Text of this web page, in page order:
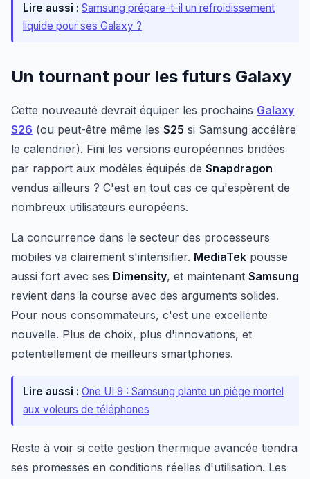
Lire aussi : Samsung prépare-t-il un refroidissement
liquide pour ses Galaxy ?
Un tournant pour les futurs Galaxy
Cette nouveauté devrait équiper les prochains Galaxy
S26 (ou peut-être même les S25 si Samsung accélère
le calendrier). Fini les versions européennes bridées
par rapport aux modèles équipés de Snapdragon
vendus ailleurs ? C'est en tout cas ce qu'espèrent de
nombreux utilisateurs européens.
La concurrence dans le secteur des processeurs
mobiles va clairement s'intensifier. MediaTek pousse
aussi fort avec ses Dimensity, et maintenant Samsung
revient dans la course avec des arguments solides.
Pour nous consommateurs, c'est une excellente
nouvelle. Plus de choix, plus d'innovations, et
potentiellement de meilleurs smartphones.
Lire aussi : One UI 9 : Samsung plante un piège mortel
aux voleurs de téléphones
Reste à voir si cette gestion thermique avancée tiendra
ses promesses en conditions réelles d'utilisation. Les